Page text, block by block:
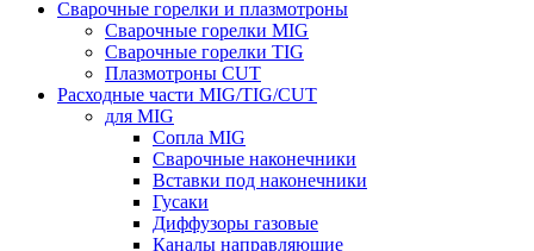
Сварочные горелки и плазмотроны
Сварочные горелки MIG
Сварочные горелки TIG
Плазмотроны CUT
Расходные части MIG/TIG/CUT
для MIG
Сопла MIG
Сварочные наконечники
Вставки под наконечники
Гусаки
Диффузоры газовые
Каналы направляющие